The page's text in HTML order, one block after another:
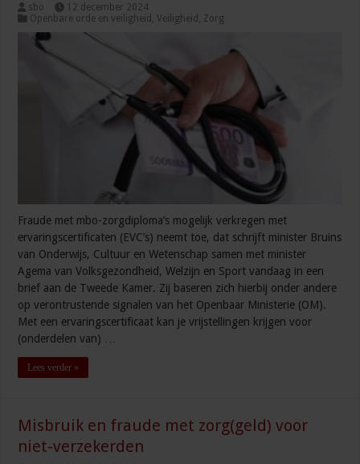
sbo
12 december 2024
Openbare orde en veiligheid
,Veiligheid Zorg
Fraude met mbo-zorgdiploma’s mogelijk verkregen met
ervaringscertificaten (EVC’s) neemt toe, dat schrijft minister Bruins
van Onderwijs, Cultuur en Wetenschap samen met minister
Agema van Volksgezondheid, Welzijn en Sport vandaag in een
brief aan de Tweede Kamer. Zij baseren zich hierbij onder andere
op verontrustende signalen van het Openbaar Ministerie (OM).
Met een ervaringscertificaat kan je vrijstellingen krijgen voor
(onderdelen van) …
Lees verder »
Misbruik en fraude met zorg(geld) voor
niet-verzekerden